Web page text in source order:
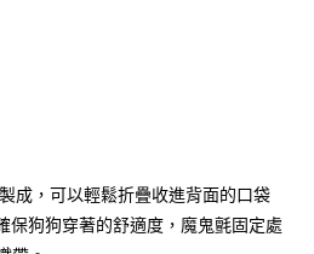
中國信託商業銀行
成，可以輕鬆折疊收進背面的口袋
保狗狗穿著的舒適度，魔鬼氈固定處